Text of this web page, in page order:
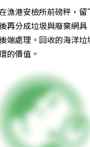
漁港安檢所前磅秤，
再分成垃圾與廢棄網具
端處理。回收的海洋
的價值。